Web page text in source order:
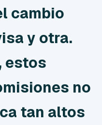
cambio
y otra.
estos
no
tan altos